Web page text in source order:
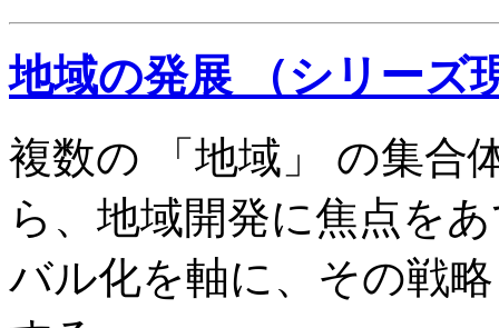
地域の発展 （シリーズ
複数の 「地域」 の集合
ら、地域開発に焦点を
バル化を軸に、その戦